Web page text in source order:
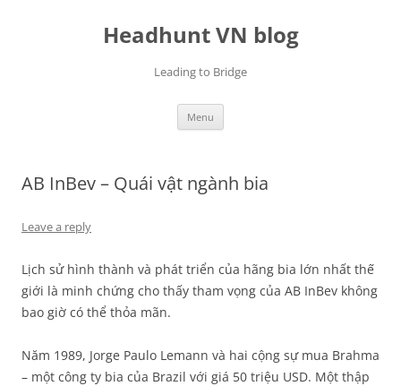
Headhunt VN blog
Leading to Bridge
Menu
AB InBev – Quái vật ngành bia
Leave a reply
Lịch sử hình thành và phát triển của hãng bia lớn nhất thế
giới là minh chứng cho thấy tham vọng của AB InBev không
bao giờ có thể thỏa mãn.
Năm 1989, Jorge Paulo Lemann và hai cộng sự mua Brahma
– một công ty bia của Brazil với giá 50 triệu USD. Một thập